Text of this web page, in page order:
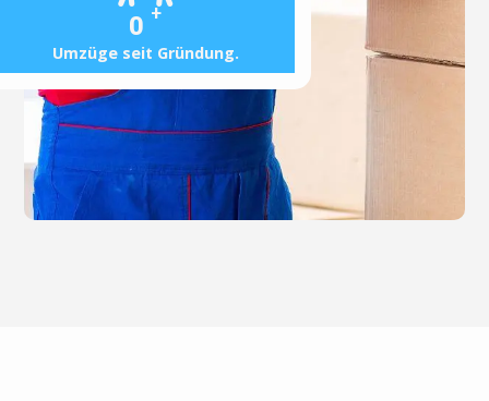
0 +
Umzüge seit Gründung.